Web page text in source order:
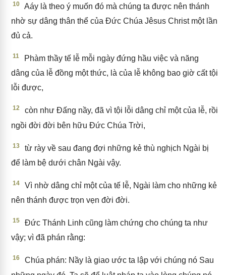
10
Aáy là theo ý muốn đó mà chúng ta được nên thánh
nhờ sự dâng thân thể của Đức Chúa Jêsus Christ một lần
đủ cả.
11
Phàm thầy tế lễ mỗi ngày đứng hầu việc và năng
dâng của lễ đồng một thức, là của lễ không bao giờ cất tội
lỗi được,
12
còn như Đấng nầy, đã vì tội lỗi dâng chỉ một của lễ, rồi
ngồi đời đời bên hữu Đức Chúa Trời,
13
từ rày về sau đang đợi những kẻ thù nghịch Ngài bị
để làm bệ dưới chân Ngài vậy.
14
Vì nhờ dâng chỉ một của tế lễ, Ngài làm cho những kẻ
nên thánh được trọn vẹn đời đời.
15
Đức Thánh Linh cũng làm chứng cho chúng ta như
vậy; vì đã phán rằng:
16
Chúa phán: Nầy là giao ước ta lập với chúng nó Sau